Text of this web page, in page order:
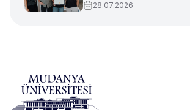
28.07.2026